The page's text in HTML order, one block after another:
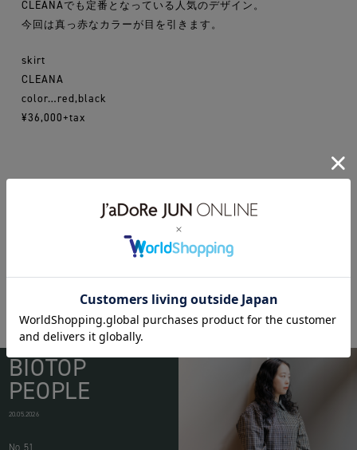
CLEANAでも定番となっている人気のデザイン。
今回は真っ赤なカラーが目を引きます。
skirt
CLEANA
color…red,black
¥36,000+tax
cleana
rosettagetty
stellamccartney
WEAR
BIOTOP
PEOPLE
20.05.2026